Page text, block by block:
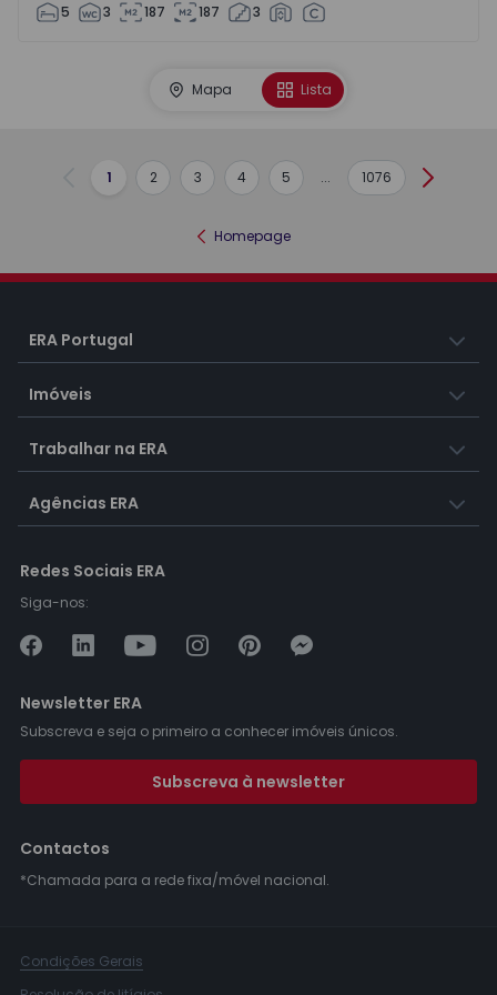
5 3 187 187 3
Mapa Lista
Anterior
1 2 3 4 5 ... 1076
Homepage
ERA Portugal
Imóveis
Trabalhar na ERA
Agências ERA
Redes Sociais ERA
Siga-nos:
Newsletter ERA
Subscreva e seja o primeiro a conhecer imóveis únicos.
Subscreva à newsletter
Contactos
*Chamada para a rede fixa/móvel nacional.
Condições Gerais